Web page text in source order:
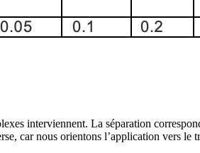
interviennent. La séparation
car nous orientons l’application vers le